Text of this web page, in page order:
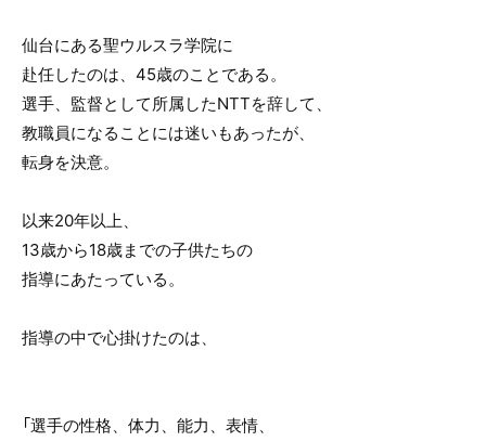
仙台にある聖ウルスラ学院に
赴任したのは、45歳のことである。
選手、監督として所属したNTTを辞して、
教職員になることには迷いもあったが、
転身を決意。
以来20年以上、
13歳から18歳までの子供たちの
指導にあたっている。
指導の中で心掛けたのは、
「選手の性格、体力、能力、表情、